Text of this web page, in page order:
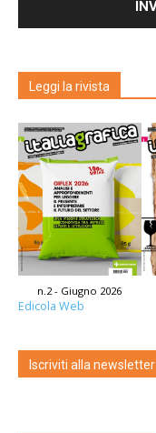
Leggi la rivista
n.2 - Giugno 2026
Edicola Web
Iscriviti alla newsletter